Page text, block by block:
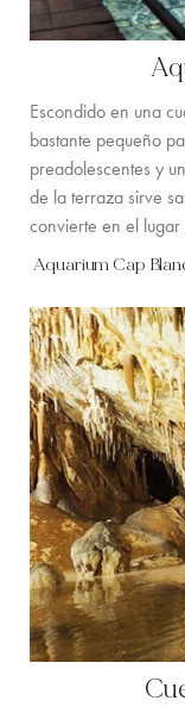
Escondido en una
bastante pequeño
preadolescentes y
de la terraza sirve
convierte en el
Aquarium Cap